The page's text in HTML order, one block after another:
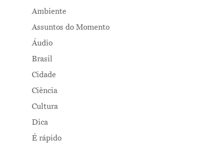
Ambiente
Assuntos do Momento
Áudio
Brasil
Cidade
Ciência
Cultura
Dica
É rápido